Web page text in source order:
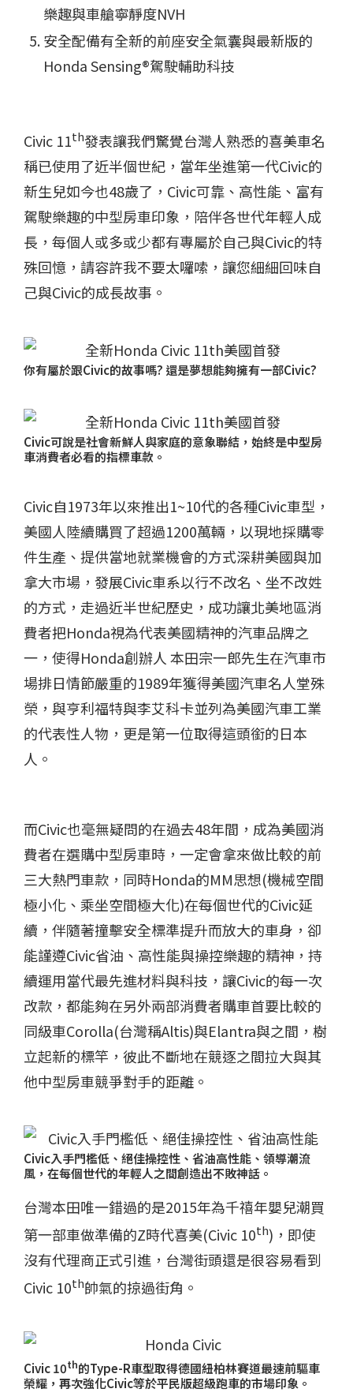
樂趣與車艙寧靜度NVH
安全配備有全新的前座安全氣囊與最新版的
Honda Sensing®駕駛輔助科技
Civic 11th發表讓我們驚覺台灣人熟悉的喜美車名
稱已使用了近半個世紀，當年坐進第一代Civic的
新生兒如今也48歲了，Civic可靠、高性能、富有
駕駛樂趣的中型房車印象，陪伴各世代年輕人成
長，每個人或多或少都有專屬於自己與Civic的特
殊回憶，請容許我不要太囉嗦，讓您細細回味自
己與Civic的成長故事。
你有屬於跟Civic的故事嗎? 還是夢想能夠擁有一部Civic?
Civic可說是社會新鮮人與家庭的意象聯結，始終是中型房
車消費者必看的指標車款。
Civic自1973年以來推出1~10代的各種Civic車型，
美國人陸續購買了超過1200萬輛，以現地採購零
件生產、提供當地就業機會的方式深耕美國與加
拿大市場，發展Civic車系以行不改名、坐不改姓
的方式，走過近半世紀歷史，成功讓北美地區消
費者把Honda視為代表美國精神的汽車品牌之
一，使得Honda創辦人 本田宗一郎先生在汽車市
場排日情節嚴重的1989年獲得美國汽車名人堂殊
榮，與亨利福特與李艾科卡並列為美國汽車工業
的代表性人物，更是第一位取得這頭銜的日本
人。
而Civic也毫無疑問的在過去48年間，成為美國消
費者在選購中型房車時，一定會拿來做比較的前
三大熱門車款，同時Honda的MM思想(機械空間
極小化、乘坐空間極大化)在每個世代的Civic延
續，伴隨著撞擊安全標準提升而放大的車身，卻
能謹遵Civic省油、高性能與操控樂趣的精神，持
續運用當代最先進材料與科技，讓Civic的每一次
改款，都能夠在另外兩部消費者購車首要比較的
同級車Corolla(台灣稱Altis)與Elantra與之間，樹
立起新的標竿，彼此不斷地在競逐之間拉大與其
他中型房車競爭對手的距離。
Civic入手門檻低、絕佳操控性、省油高性能、領導潮流
風，在每個世代的年輕人之間創造出不敗神話。
台灣本田唯一錯過的是2015年為千禧年嬰兒潮買
第一部車做準備的Z時代喜美(Civic 10th)，即使
沒有代理商正式引進，台灣街頭還是很容易看到
Civic 10th帥氣的掠過街角。
Civic 10th的Type-R車型取得德國紐柏林賽道最速前驅車
榮耀，再次強化Civic等於平民版超級跑車的市場印象。